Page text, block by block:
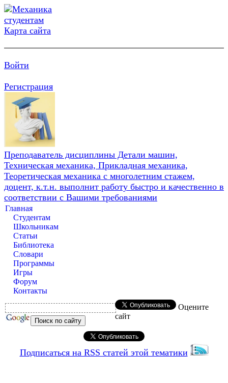
Карта сайта
Войти
Регистрация
Преподаватель дисциплины Детали машин,
Техническая механика, Прикладная механика,
Теоретическая механика с многолетним стажем,
доцент, к.т.н. выполнит работу быстро и качественно в
соответствии с Вашими требованиями
Главная
Студентам
Школьникам
Статьи
Библиотека
Словари
Программы
Игры
Форум
Контакты
Оцените
сайт
Подписаться на RSS статей этой тематики